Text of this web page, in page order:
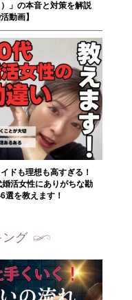
）」の本音と対策を解説
活動画】
ドも理想も高すぎる！
活女性にありがちな勘
選を教えます！
ング